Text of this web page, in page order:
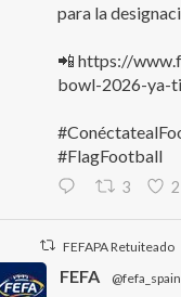
para la
📲 https://
bowl-2026-ya-
#FlagFootball
3 2
FEFAPA Retuiteado
FEFA @fefa_spain